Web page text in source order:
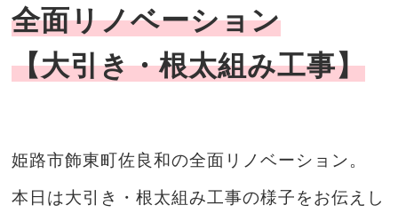
全面リノベーション
【大引き・根太組み工事】
姫路市飾東町佐良和の全面リノベーション。
本日は大引き・根太組み工事の様子をお伝えし